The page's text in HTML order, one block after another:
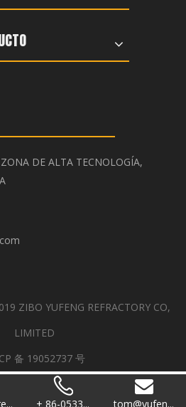
+ 86-0533... tom@yufen...
DE ALTA TECNOLOGÍA,
ZIBO YUFENG REFRACTORY CO,
LIMITED
备 19052737 号